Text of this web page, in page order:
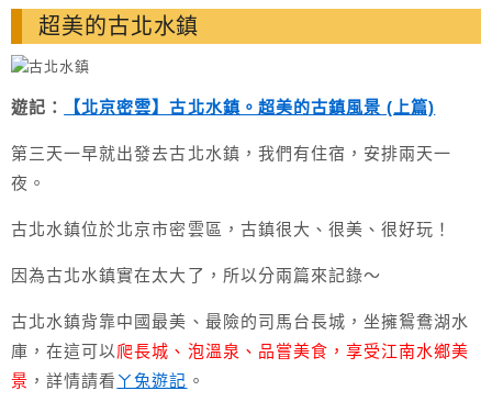
超美的古北水鎮
遊記： 【北京密雲】古北水鎮。超美的古鎮風景 (上篇)
第三天一早就出發去古北水鎮，我們有住宿，安排兩天一
夜。
古北水鎮位於北京市密雲區，古鎮很大、很美、很好玩！
因為古北水鎮實在太大了，所以分兩篇來記錄～
古北水鎮背靠中國最美、最險的司馬台長城，坐擁鴛鴦湖水
庫，在這可以爬長城、泡溫泉、品嘗美食，享受江南水鄉美
景 ，詳情請看 ㄚ兔遊記 。